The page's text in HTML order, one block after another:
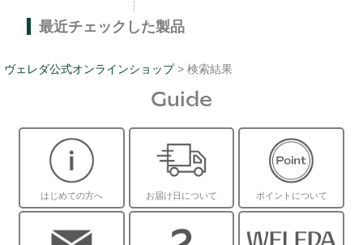
最近チェックした製品
ヴェレダ公式オンラインショップ > 検索結果
Guide
はじめての方へ お届け日について ポイントについて